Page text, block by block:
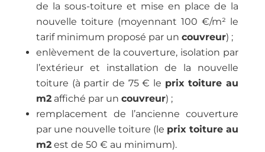
de la sous-toiture et mise en place de la
nouvelle toiture (moyennant 100 €/m² le
tarif minimum proposé par un couvreur) ;
enlèvement de la couverture, isolation par
l’extérieur et installation de la nouvelle
toiture (à partir de 75 € le prix toiture au
m2affiché par un couvreur) ;
remplacement de l’ancienne couverture
par une nouvelle toiture (le prix toiture au
m2est de 50 € au minimum).